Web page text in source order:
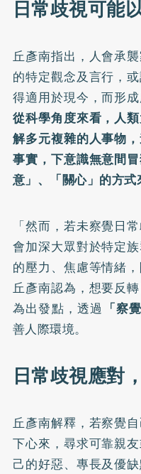
日常歧視可能
丘彥南指出，人會承
的特定觀念及言行，
得適用於現今，而形
從科學角度來看，人
解多元複雜的人事物
事實，下意識無意間
意」、「關心」的方式
「然而，若未察覺日
會加深大眾對於特定
的壓力、焦慮等情緒
丘彥南認為，想要反
為出發點，透過 「察
善人際環境。
日常歧視應對
丘彥南解釋，若察覺
下心來，尋求可靠親
己的好惡、專長及優